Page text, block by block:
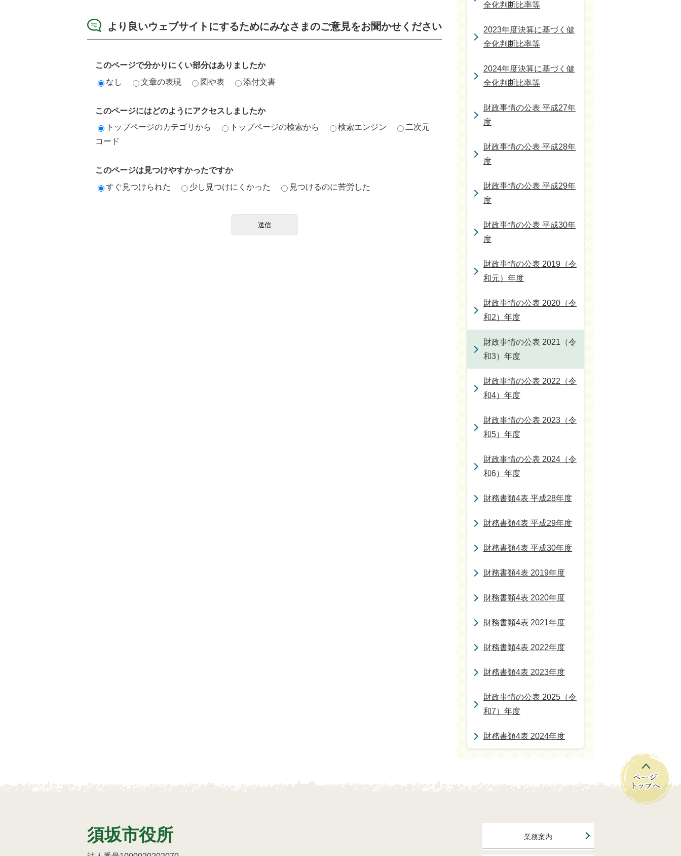
より良いウェブサイトにするためにみなさまのご意見をお聞かせください
このページで分かりにくい部分はありましたか
なし
文章の表現 図や表 添付文書
このページにはどのようにアクセスしましたか
トップページのカテゴリから
トップページの検索から 検索エンジン
二次元
コード
このページは見つけやすかったですか
すぐ見つけられた
少し見つけにくかった 見つけるのに苦労した
全化判断比率等
2023年度決算に基づく健
全化判断比率等
2024年度決算に基づく健
全化判断比率等
財政事情の公表 平成27年
度
財政事情の公表 平成28年
度
財政事情の公表 平成29年
度
財政事情の公表 平成30年
度
財政事情の公表 2019（令
和元）年度
財政事情の公表 2020（令
和2）年度
財政事情の公表 2021（令
和3）年度
財政事情の公表 2022（令
和4）年度
財政事情の公表 2023（令
和5）年度
財政事情の公表 2024（令
和6）年度
財務書類4表 平成28年度
財務書類4表 平成29年度
財務書類4表 平成30年度
財務書類4表 2019年度
財務書類4表 2020年度
財務書類4表 2021年度
財務書類4表 2022年度
財務書類4表 2023年度
財政事情の公表 2025（令
和7）年度
財務書類4表 2024年度
須坂市役所 業務案内